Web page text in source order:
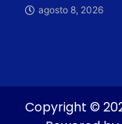
agosto 8, 2026
Copyright ©